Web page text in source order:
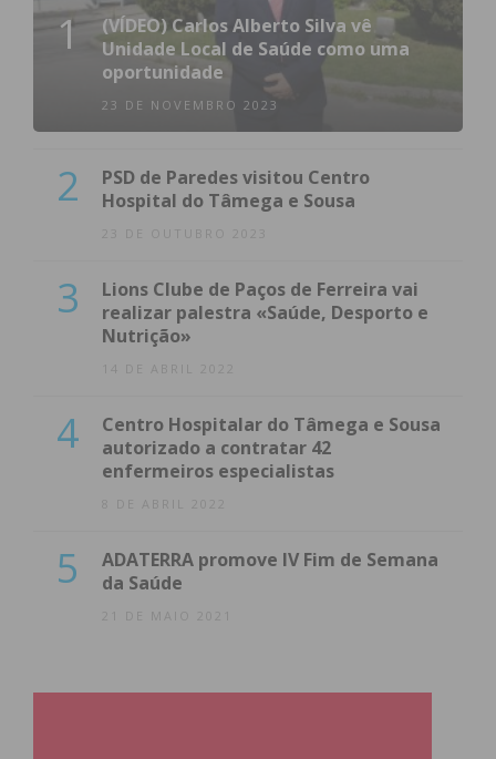
1
(VÍDEO) Carlos Alberto Silva vê
Unidade Local de Saúde como uma
oportunidade
23 DE NOVEMBRO 2023
2
PSD de Paredes visitou Centro
Hospital do Tâmega e Sousa
23 DE OUTUBRO 2023
3
Lions Clube de Paços de Ferreira vai
realizar palestra «Saúde, Desporto e
Nutrição»
14 DE ABRIL 2022
4
Centro Hospitalar do Tâmega e Sousa
autorizado a contratar 42
enfermeiros especialistas
8 DE ABRIL 2022
5
ADATERRA promove IV Fim de Semana
da Saúde
21 DE MAIO 2021